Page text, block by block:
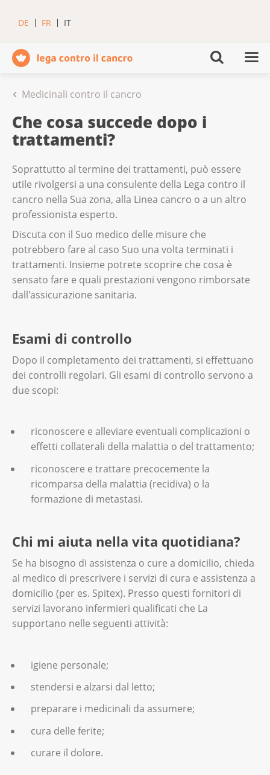
DE FR IT
Medicinali contro il cancro
Che cosa succede dopo i
trattamenti?
Soprattutto al termine dei trattamenti, può essere
utile rivolgersi a una consulente della Lega contro il
cancro nella Sua zona, alla Linea cancro o a un altro
professionista esperto.
Discuta con il Suo medico delle misure che
potrebbero fare al caso Suo una volta terminati i
trattamenti. Insieme potrete scoprire che cosa è
sensato fare e quali prestazioni vengono rimborsate
dall'assicurazione sanitaria.
Esami di controllo
Dopo il completamento dei trattamenti, si effettuano
dei controlli regolari. Gli esami di controllo servono a
due scopi:
riconoscere e alleviare eventuali complicazioni o
effetti collaterali della malattia o del trattamento;
riconoscere e trattare precocemente la
ricomparsa della malattia (recidiva) o la
formazione di metastasi.
Chi mi aiuta nella vita quotidiana?
Se ha bisogno di assistenza o cure a domicilio, chieda
al medico di prescrivere i servizi di cura e assistenza a
domicilio (per es. Spitex). Presso questi fornitori di
servizi lavorano infermieri qualificati che La
supportano nelle seguenti attività:
igiene personale;
stendersi e alzarsi dal letto;
preparare i medicinali da assumere;
cura delle ferite;
curare il dolore.